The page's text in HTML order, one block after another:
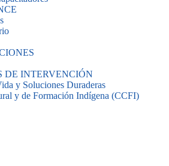
DE INTERVENCIÓN
y Soluciones Duraderas
y de Formación Indígena (CCFI)